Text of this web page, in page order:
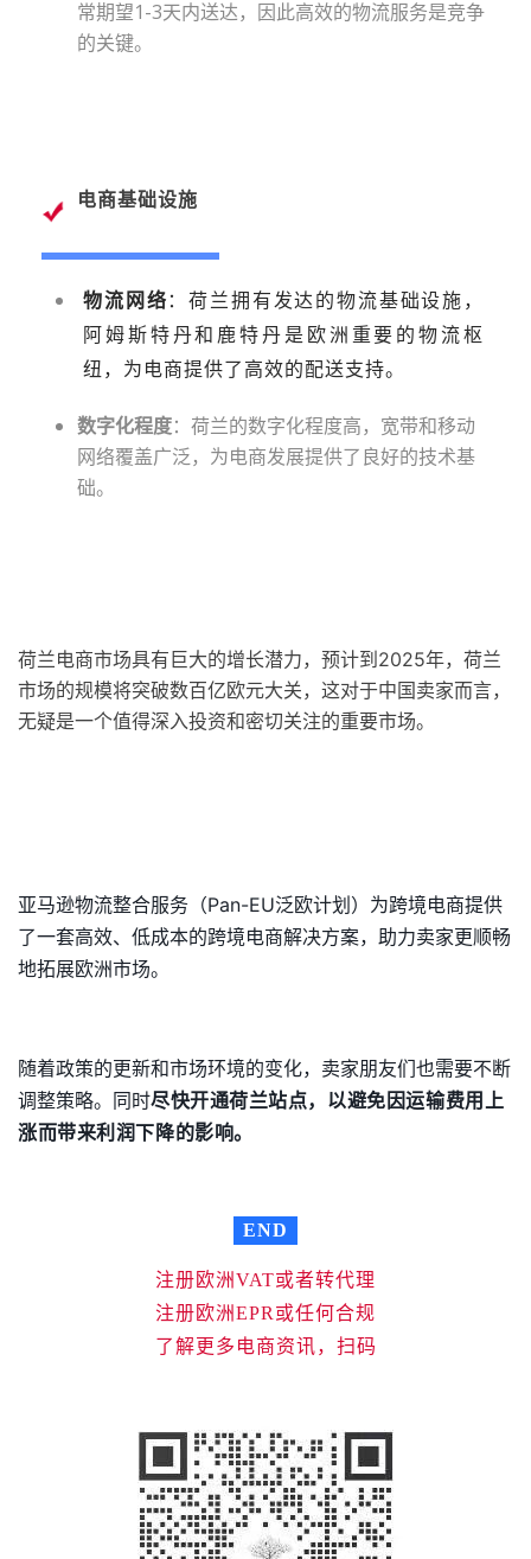
常期望1-3天内送达，因此高效的物流服务是竞争
的关键。
电商基础设施
物流网络：荷兰拥有发达的物流基础设施，
阿姆斯特丹和鹿特丹是欧洲重要的物流枢
纽，为电商提供了高效的配送支持。
数字化程度：荷兰的数字化程度高，宽带和移动
网络覆盖广泛，为电商发展提供了良好的技术基
础。
荷兰电商市场具有巨大的增长潜力，预计到2025年，荷兰
市场的规模将突破数百亿欧元大关，这对于中国卖家而言，
无疑是一个值得深入投资和密切关注的重要市场。
亚马逊物流整合服务（Pan-EU泛欧计划）为跨境电商提供
了一套高效、低成本的跨境电商解决方案，助力卖家更顺畅
地拓展欧洲市场。
随着政策的更新和市场环境的变化，卖家朋友们也需要不断
调整策略。同时尽快开通荷兰站点，以避免因运输费用上
涨而带来利润下降的影响。
END
注册欧洲VAT或者转代理
注册欧洲EPR或任何合规
了解更多电商资讯，扫码